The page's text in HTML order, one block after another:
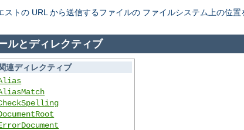
トの URL から送信するファイルの ファイルシステム上の位置
ルとディレクティブ
連ディレクティブ